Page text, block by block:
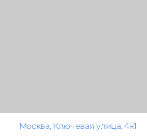
Москва, Ключевая улица, 4к1